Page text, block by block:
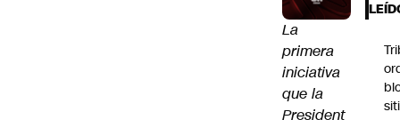
La
primera
iniciativa
que la
President